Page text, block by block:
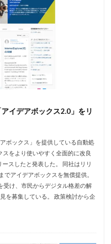
イデアボックス2.0」をリ
ボックス」を提供している自動処
をより使いやすく全面的に改良
スしたと発表した。 同社はリリ
アイデアボックスを無償提供。
受け、市民からデジタル格差の解
を募集している。 政策検討から企